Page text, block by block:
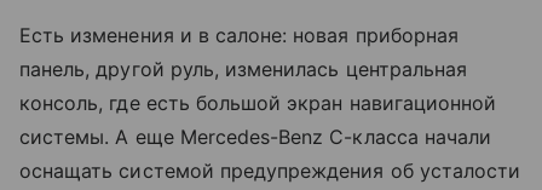
Есть изменения и в салоне: новая приборная
панель, другой руль, изменилась центральная
консоль, где есть большой экран навигационной
системы. А еще Mercedes-Benz C-класса начали
оснащать системой предупреждения об усталости